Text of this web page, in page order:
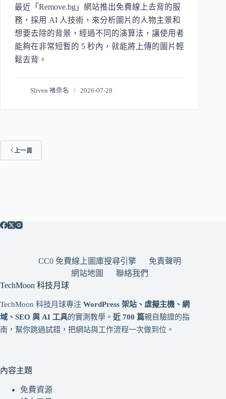
最近「Remove.bg」網站推出免費線上去背的服
務，採用 AI 人技術，來分析圖片的人物主景和
想要去除的背景，經過不同的演算法，讓使用者
能夠在非常短暫的 5 秒內，就能將上傳的圖片輕
鬆去背。
Sliven 褚崇名 2026-07-28
上一頁
CC0 免費線上圖庫搜尋引擎
免責聲明
網站地圖
聯絡我們
TechMoon 科技月球
TechMoon 科技月球專注 WordPress 架站、虛擬主機、網
域、SEO 與 AI 工具的實測教學。 近 700 篇親自驗證的指
南，幫你跳過試錯，把網站與工作流程一次做到位。
內容主題
免費資源